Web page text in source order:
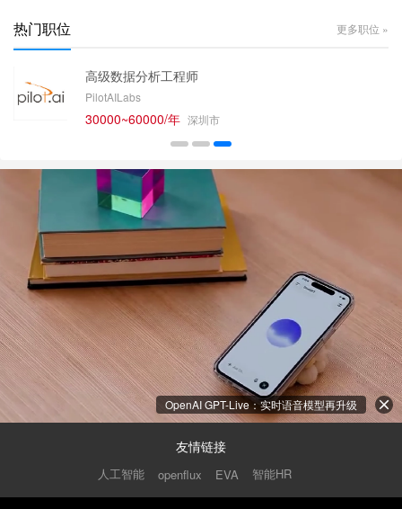
热门职位 更多职位 »
高级数据分析工程师
PilotAILabs
30000~60000/年 深圳市
OpenAI GPT-Live：实时语音模型再升级
友情链接
人工智能 openflux EVA 智能HR